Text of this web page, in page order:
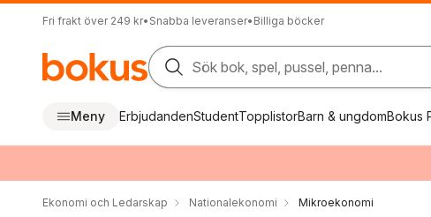
Fri frakt över 249 kr• Snabba leveranser• Billiga böcker
Sök bok, spel, pussel, penna...
Meny ErbjudandenStudentTopplistorBarn & ungdomBokus
Ekonomi och Ledarskap Nationalekonomi Mikroekonomi